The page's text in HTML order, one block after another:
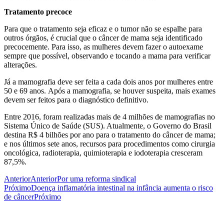
Tratamento precoce
Para que o tratamento seja eficaz e o tumor não se espalhe para
outros órgãos, é crucial que o câncer de mama seja identificado
precocemente. Para isso, as mulheres devem fazer o autoexame
sempre que possível, observando e tocando a mama para verificar
alterações.
Já a mamografia deve ser feita a cada dois anos por mulheres entre
50 e 69 anos. Após a mamografia, se houver suspeita, mais exames
devem ser feitos para o diagnóstico definitivo.
Entre 2016, foram realizadas mais de 4 milhões de mamografias no
Sistema Único de Saúde (SUS). Atualmente, o Governo do Brasil
destina R$ 4 bilhões por ano para o tratamento do câncer de mama;
e nos últimos sete anos, recursos para procedimentos como cirurgia
oncológica, radioterapia, quimioterapia e iodoterapia cresceram
87,5%.
AnteriorAnteriorPor uma reforma sindical
PróximoDoença inflamatória intestinal na infância aumenta o risco
de câncerPróximo